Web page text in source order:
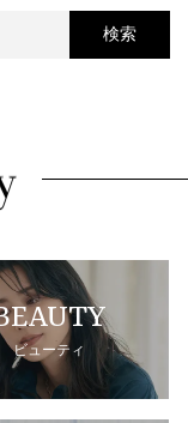
検索
ビューティ